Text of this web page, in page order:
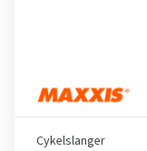
Cykelslanger